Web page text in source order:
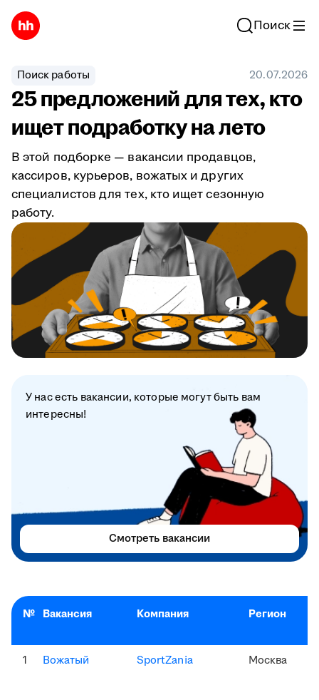
Поиск
Поиск работы 20.07.2026
25 предложений для тех, кто
ищет подработку на лето
В этой подборке — вакансии продавцов,
кассиров, курьеров, вожатых и других
специалистов для тех, кто ищет сезонную
работу.
№ Вакансия Компания Регион
1 Вожатый SportZania Москва
У нас есть вакансии, которые могут быть вам
интересны!
Смотреть вакансии